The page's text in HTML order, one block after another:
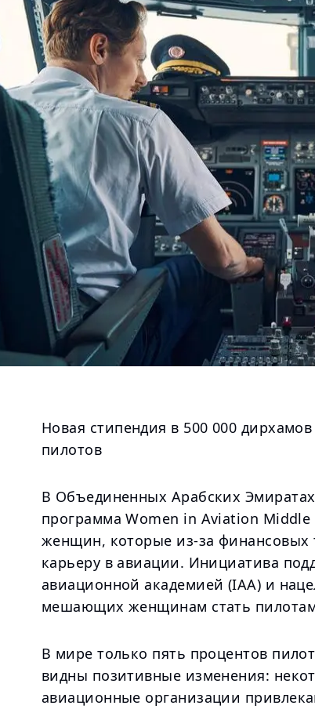
Новая стипендия в 500 000
пилотов
В Объединенных Арабских
программа Women in Aviation Middle
женщин, которые из-за финансовых
карьеру в авиации. Инициатива
авиационной академией (IAA) и
мешающих женщинам стать
В мире только пять процентов
видны позитивные изменения:
авиационные организации